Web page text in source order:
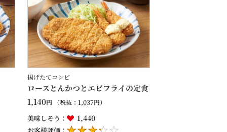
揚げたてコンビ
ロースとんかつとエビフライの定食
1,140円 （税抜： 1,037円）
美味しそう： 1,440
お客様評価：